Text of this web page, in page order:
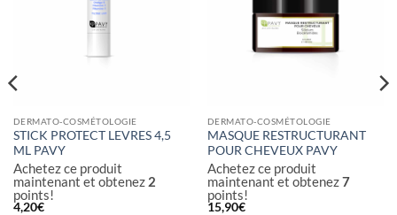
DERMATO-COSMÉTOLOGIE
STICK PROTECT LEVRES 4,5
ML PAVY
Achetez ce produit
maintenant et obtenez 2
points!
4,20€
DERMATO-COSMÉTOLOGIE
MASQUE RESTRUCTURANT
POUR CHEVEUX PAVY
Achetez ce produit
maintenant et obtenez7
points!
15,90€